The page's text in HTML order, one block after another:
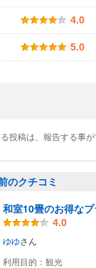
4.0
5.0
投稿は、報告する事
のクチコミ
和室10畳のお得な
4.0
ゆゆさん
利用目的： 観光